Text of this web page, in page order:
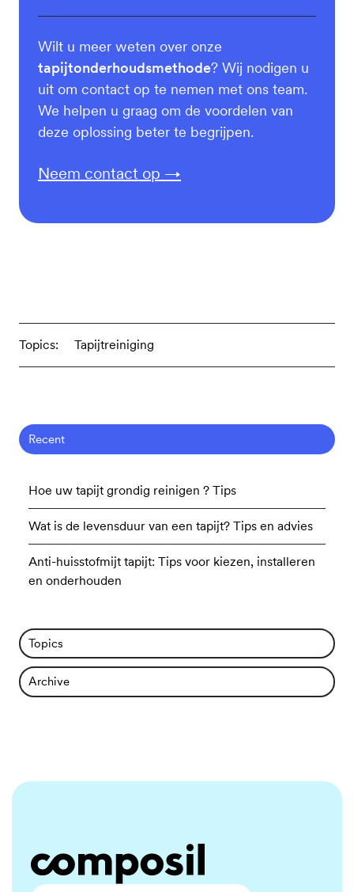
Wilt u meer weten over onze
tapijtonderhoudsmethode? Wij nodigen u
uit om contact op te nemen met ons team.
We helpen u graag om de voordelen van
deze oplossing beter te begrijpen.
Neem contact op →
Topics: Tapijtreiniging
Recent
Hoe uw tapijt grondig reinigen ? Tips
Wat is de levensduur van een tapijt? Tips en advies
Anti-huisstofmijt tapijt: Tips voor kiezen, installeren
en onderhouden
Topics
Archive